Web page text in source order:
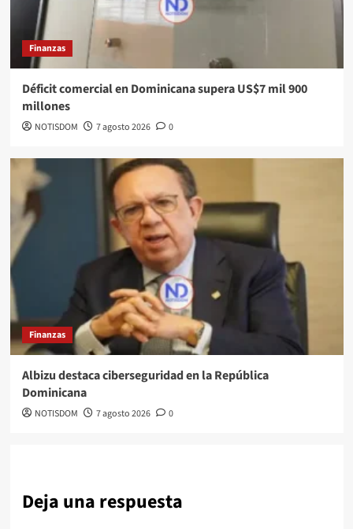
Finanzas
Déficit comercial en Dominicana supera US$7 mil 900
millones
NOTISDOM 7 agosto 2026 0
Finanzas
Albizu destaca ciberseguridad en la República
Dominicana
NOTISDOM 7 agosto 2026 0
Deja una respuesta